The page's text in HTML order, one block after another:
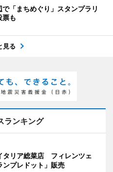
「まちめぐり」スタンプラリ
も
見る
ランキング
タリア総菜店 フィレンツェ
ンプレドット」販売